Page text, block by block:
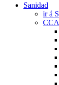
Sanidad
ir á